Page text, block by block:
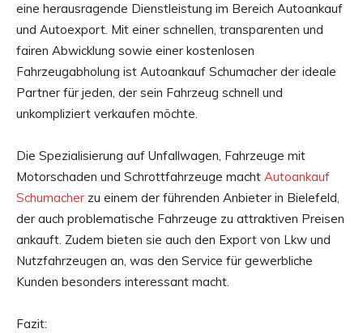
eine herausragende Dienstleistung im Bereich Autoankauf
und Autoexport. Mit einer schnellen, transparenten und
fairen Abwicklung sowie einer kostenlosen
Fahrzeugabholung ist Autoankauf Schumacher der ideale
Partner für jeden, der sein Fahrzeug schnell und
unkompliziert verkaufen möchte.
Die Spezialisierung auf Unfallwagen, Fahrzeuge mit
Motorschaden und Schrottfahrzeuge macht Autoankauf
Schumacher zu einem der führenden Anbieter in Bielefeld,
der auch problematische Fahrzeuge zu attraktiven Preisen
ankauft. Zudem bieten sie auch den Export von Lkw und
Nutzfahrzeugen an, was den Service für gewerbliche
Kunden besonders interessant macht.
Fazit: